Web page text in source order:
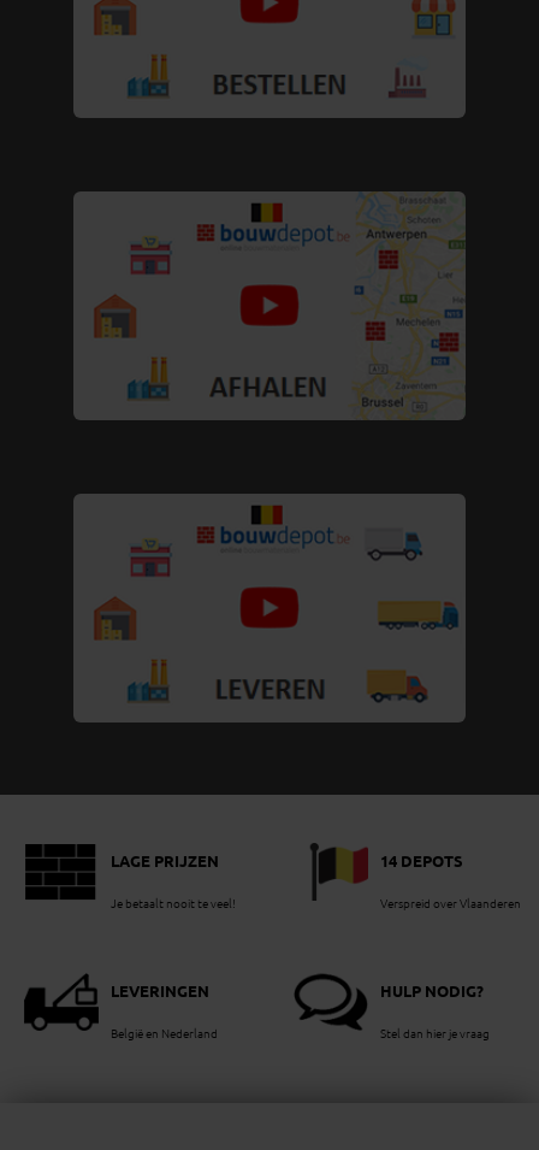
LAGE PRIJZEN
Je betaalt nooit te veel!
14 DEPOTS
Verspreid over Vlaanderen
LEVERINGEN
België en Nederland
HULP NODIG?
Stel dan hier je vraag